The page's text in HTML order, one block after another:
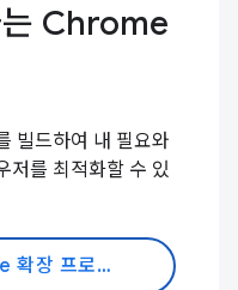
Chrome
빌드하여 내 필요와
저를 최적화할 수 있
AI를 사용하는 Chrome 확장 프로그램